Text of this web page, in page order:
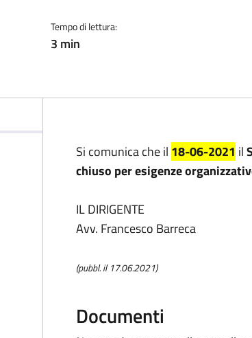
Tempo di lettura:
3 min
Si comunica che il 18-06-2021 il
chiuso per esigenze
IL DIRIGENTE
Avv. Francesco Barreca
(pubbl. il 17.06.2021)
Documenti